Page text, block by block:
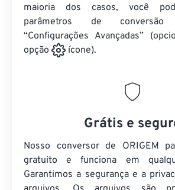
maioria dos casos, você
parâmetros de
“Configurações Avançadas”
opção
ícone).
Grátis e
Nosso conversor de ORIGEM
gratuito e funciona em
Garantimos a segurança e a